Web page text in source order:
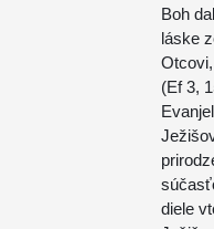
Boh
láske
(Ef 3,
diele